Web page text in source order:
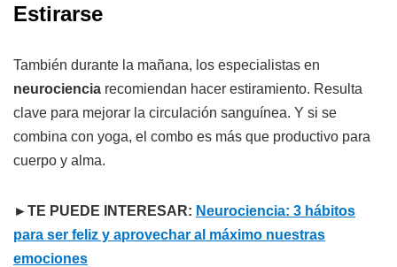
Estirarse
También durante la mañana, los especialistas en
neurociencia recomiendan hacer estiramiento. Resulta
clave para mejorar la circulación sanguínea. Y si se
combina con yoga, el combo es más que productivo para
cuerpo y alma.
►TE PUEDE INTERESAR: Neurociencia: 3 hábitos
para ser feliz y aprovechar al máximo nuestras
emociones